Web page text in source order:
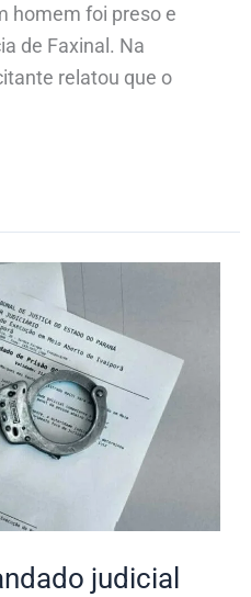
homem foi preso e
de Faxinal. Na
relatou que o
judicial